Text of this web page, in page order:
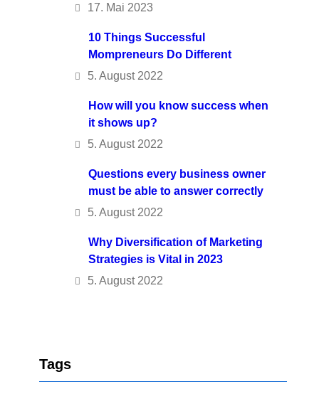
17. Mai 2023
10 Things Successful
Mompreneurs Do Different
5. August 2022
How will you know success when
it shows up?
5. August 2022
Questions every business owner
must be able to answer correctly
5. August 2022
Why Diversification of Marketing
Strategies is Vital in 2023
5. August 2022
Tags